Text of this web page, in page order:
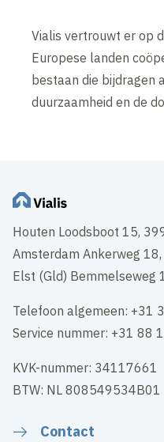
Vialis vertrouwt er op
Europese landen
bestaan die bijdragen
duurzaamheid en de
Houten Loodsboot 15,
Amsterdam Ankerweg
Elst (Gld) Bemmelseweg
Telefoon algemeen: +31
Service nummer: +31 88
KVK-nummer: 34117661
BTW: NL 808549534B01
Contact